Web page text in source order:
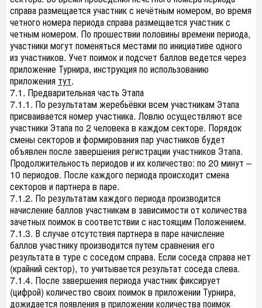
справа размещается участник с нечётным номером, во время
четного номера периода справа размещается участник с
четным номером. По прошествии половины времени периода,
участники могут поменяться местами по инициативе одного
из участников. Учет поимок и подсчет баллов ведется через
приложение Турнира, инструкция по использованию
приложения тут.
7.1. Предварительная часть Этапа
7.1.1. По результатам жеребьёвки всем участникам Этапа
присваивается номер участника. Ловлю осуществляют все
участники Этапа по 2 человека в каждом секторе. Порядок
смены секторов и формирования пар участников будет
объявлен после завершения регистрации участников Этапа.
Продолжительность периодов и их количество: по 20 минут –
10 периодов. После каждого периода происходит смена
секторов и партнера в паре.
7.1.2. По результатам каждого периода производится
начисление баллов участникам в зависимости от количества
зачетных поимок в соответствии с настоящим Положением.
7.1.3. В случае отсутствия партнера в паре начисление
баллов участнику производится путем сравнения его
результата в туре с соседом справа. Если соседа справа нет
(крайний сектор), то учитывается результат соседа слева.
7.1.4. После завершения периода участник фиксирует
(цифрой) количество своих поимок в приложении Турнира,
дожидается появления в приложении количества поимок